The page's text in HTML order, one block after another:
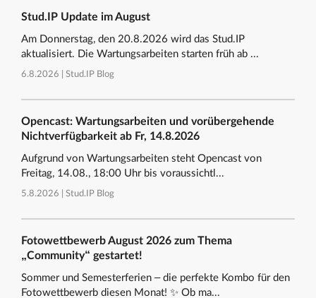
Stud.IP Update im August
Am Donnerstag, den 20.8.2026 wird das Stud.IP
aktualisiert. Die Wartungsarbeiten starten früh ab ...
6.8.2026 | Stud.IP Blog
Opencast: Wartungsarbeiten und vorübergehende
Nichtverfügbarkeit ab Fr, 14.8.2026
Aufgrund von Wartungsarbeiten steht Opencast von
Freitag, 14.08., 18:00 Uhr bis voraussichtl...
5.8.2026 | Stud.IP Blog
Fotowettbewerb August 2026 zum Thema
„Community“ gestartet!
Sommer und Semesterferien – die perfekte Kombo für den
Fotowettbewerb diesen Monat! ✨ Ob ma...